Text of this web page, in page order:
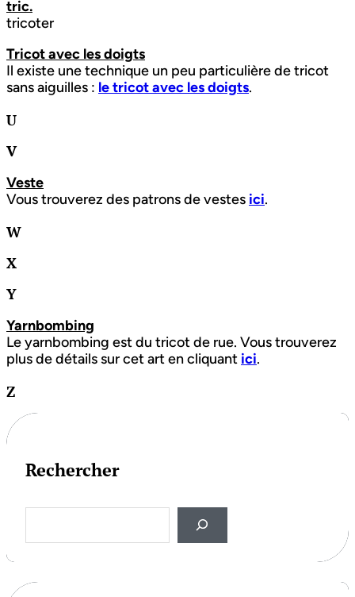
tric.
tricoter
Tricot avec les doigts
Il existe une technique un peu particulière de tricot
sans aiguilles : le tricot avec les doigts.
U
V
Veste
Vous trouverez des patrons de vestes ici.
W
X
Y
Yarnbombing
Le yarnbombing est du tricot de rue. Vous trouverez
plus de détails sur cet art en cliquant ici.
Z
Rechercher
a
h